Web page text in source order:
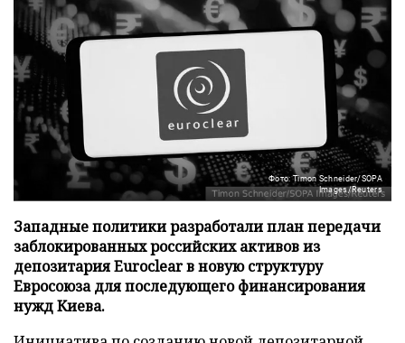
Фото: Timon Schneider/SOPA
Images/Reuters
Западные политики разработали план передачи
заблокированных российских активов из
депозитария Euroclear в новую структуру
Евросоюза для последующего финансирования
нужд Киева.